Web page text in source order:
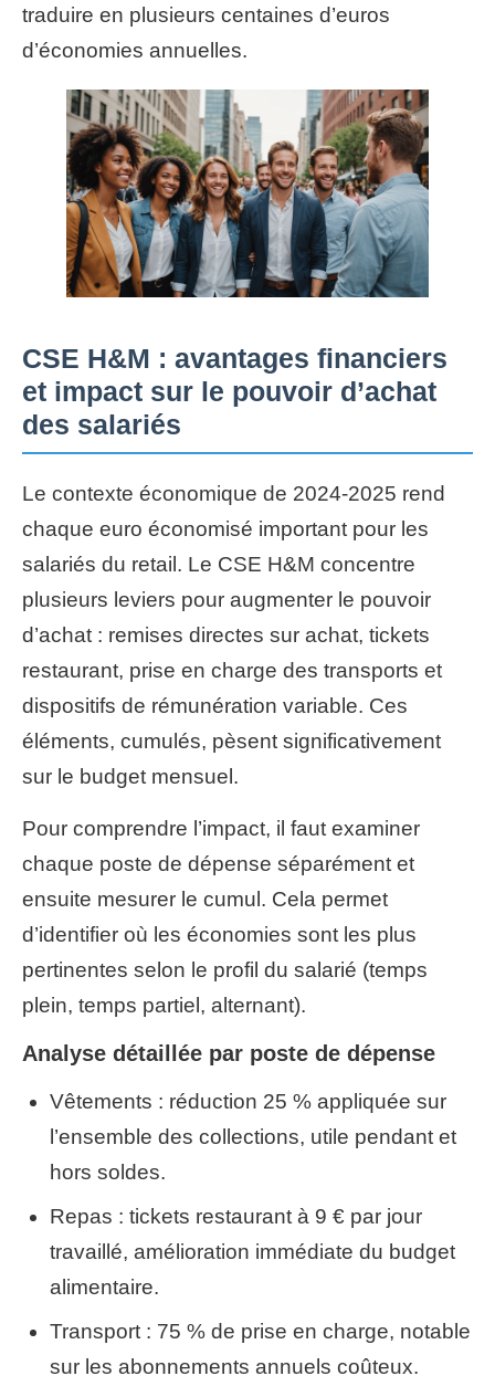
traduire en plusieurs centaines d’euros
d’économies annuelles.
CSE H&M : avantages financiers
et impact sur le pouvoir d’achat
des salariés
Le contexte économique de 2024-2025 rend
chaque euro économisé important pour les
salariés du retail. Le CSE H&M concentre
plusieurs leviers pour augmenter le pouvoir
d’achat : remises directes sur achat, tickets
restaurant, prise en charge des transports et
dispositifs de rémunération variable. Ces
éléments, cumulés, pèsent significativement
sur le budget mensuel.
Pour comprendre l’impact, il faut examiner
chaque poste de dépense séparément et
ensuite mesurer le cumul. Cela permet
d’identifier où les économies sont les plus
pertinentes selon le profil du salarié (temps
plein, temps partiel, alternant).
Analyse détaillée par poste de dépense
Vêtements : réduction 25 % appliquée sur
l’ensemble des collections, utile pendant et
hors soldes.
Repas : tickets restaurant à 9 € par jour
travaillé, amélioration immédiate du budget
alimentaire.
Transport : 75 % de prise en charge, notable
sur les abonnements annuels coûteux.